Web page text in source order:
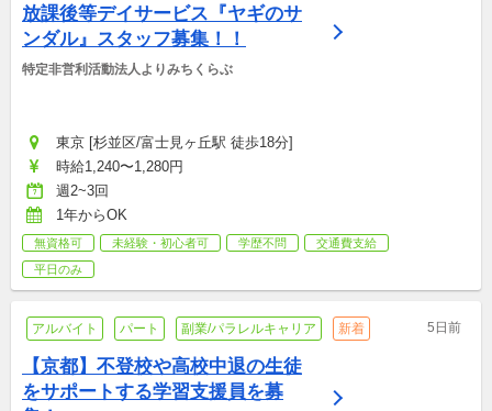
放課後等デイサービス『ヤギのサ
ンダル』スタッフ募集！！
特定非営利活動法人よりみちくらぶ
東京 [杉並区/富士見ヶ丘駅 徒歩18分]
時給1,240〜1,280円
週2~3回
1年からOK
無資格可 未経験・初心者可 学歴不問
交通費支給
平日のみ
アルバイト パート 副業/パラレルキャリア 新着 5日前
【京都】不登校や高校中退の生徒
をサポートする学習支援員を募